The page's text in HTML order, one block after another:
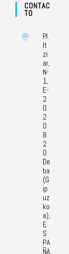
CONTAC
TO
P.I.
It
zi
ar,
N-
1,
E-
2
0.
2
0
8
2
0
De
ba
(G
ip
uz
ko
a),
E
S
PA
ÑA